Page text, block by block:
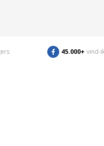
45.000+ vind-